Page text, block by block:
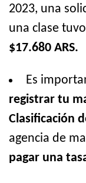
2023, una
una clase
$17.680 ARS.
Es
registrar tu
Clasificación
agencia de
pagar una